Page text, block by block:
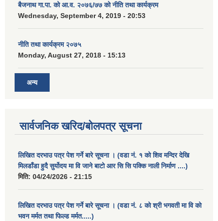
बैजनाथ गा.पा. को आ.व. २०७६/७७ को नीति तथा कार्यक्रम
Wednesday, September 4, 2019 - 20:53
नीति तथा कार्यक्रम २०७५
Monday, August 27, 2018 - 15:13
अन्य
सार्वजनिक खरिद/बोलपत्र सूचना
लिखित दरभाउ पत्र पेश गर्ने बारे सूचना । (वडा नं. १ को शिव मन्दिर देखि
मिलडाँडा हुदै सुर्योदय मा वि जाने बाटो आर सि सि पक्कि नाली निर्माण ....)
मिति: 04/24/2026 - 21:15
लिखित दरभाउ पत्र पेश गर्ने बारे सूचना । (वडा नं. ८ को श्री भगवती मा वि को
भवन मर्मत तथा फिल्ड मर्मत.....)